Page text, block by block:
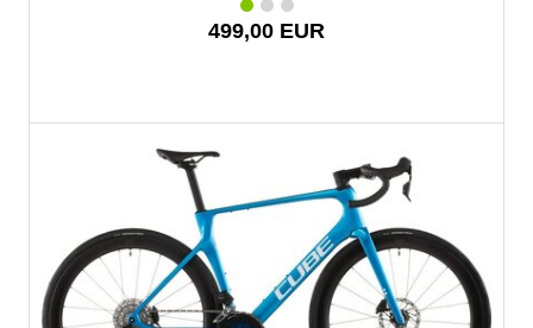
499,00 EUR